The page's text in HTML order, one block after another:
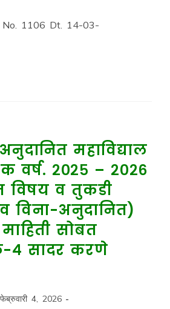
1106 Dt. 14-03-
महाविद्याल
वर्ष. २०२५ – २०२६
विषय व तुकडी
विना-अनुदानित)
माहिती सोबत
४ सादर करणे
फेब्रुवारी 4, 2026